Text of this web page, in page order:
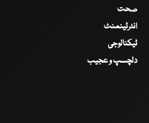
صحت
انٹرٹینمنٹ
ٹیکنالوجی
دلچسپ و عجیب